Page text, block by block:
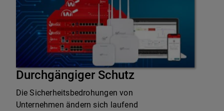
Durchgängiger Schutz
Die Sicherheitsbedrohungen von
Unternehmen ändern sich laufend